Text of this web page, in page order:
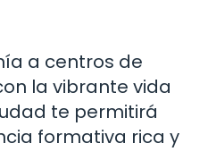
a centros de
la vibrante vida
te permitirá
formativa rica y